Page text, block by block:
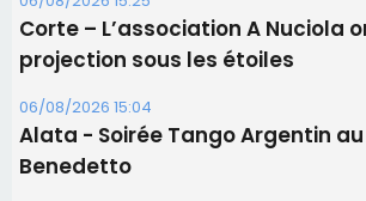
Corte – L’association A Nuciola
projection sous les étoiles
06/08/2026 15:04
Alata - Soirée Tango Argentin
Benedetto